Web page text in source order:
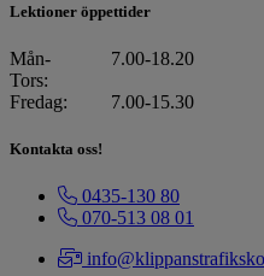
Lektioner öppettider
Mån-
Tors:
7.00-18.20
Fredag: 7.00-15.30
Kontakta oss!
0435-130 80
070-513 08 01​​​​​​​